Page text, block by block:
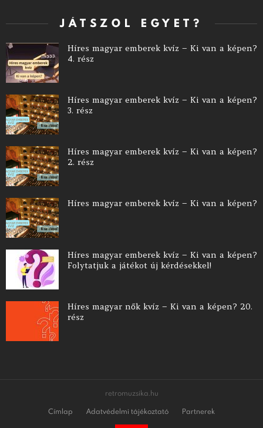
JÁTSZOL EGYET?
Híres magyar emberek kvíz – Ki van a képen?
4. rész
Híres magyar emberek kvíz – Ki van a képen?
3. rész
Híres magyar emberek kvíz – Ki van a képen?
2. rész
Híres magyar emberek kvíz – Ki van a képen?
Híres magyar emberek kvíz – Ki van a képen?
Folytatjuk a játékot új kérdésekkel!
Híres magyar nők kvíz – Ki van a képen? 20.
rész
retromuzsika.hu
Címlap
Adatvédelmi tájékoztató Partnerek